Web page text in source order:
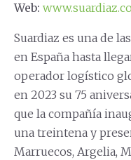
Web:
Suardiaz es una de
en España hasta
operador logístico
en 2023 su 75
que la compañía
una treintena y
Marruecos, Argelia,